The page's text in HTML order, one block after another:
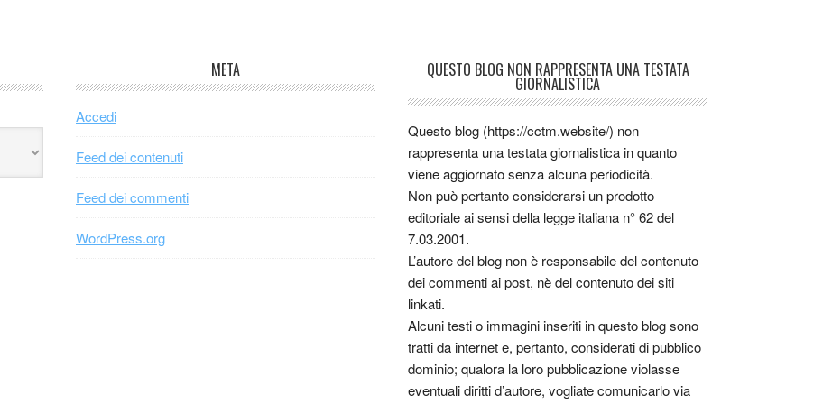
META
Accedi
Feed dei contenuti
Feed dei commenti
WordPress.org
QUESTO BLOG NON RAPPRESENTA UNA TESTATA
GIORNALISTICA
Questo blog (https://cctm.website/) non
rappresenta una testata giornalistica in quanto
viene aggiornato senza alcuna periodicità.
Non può pertanto considerarsi un prodotto
editoriale ai sensi della legge italiana n° 62 del
7.03.2001.
L’autore del blog non è responsabile del contenuto
dei commenti ai post, nè del contenuto dei siti
linkati.
Alcuni testi o immagini inseriti in questo blog sono
tratti da internet e, pertanto, considerati di pubblico
dominio; qualora la loro pubblicazione violasse
eventuali diritti d’autore, vogliate comunicarlo via